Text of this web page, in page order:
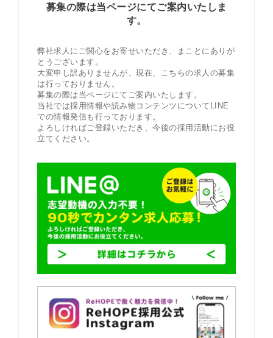
募集の際は当ページにてご案内いたしま
す。
弊社求人にご関心をお寄せいただき、まことにありが
とうございます。
大変申し訳ありませんが、現在、こちらの求人の募集
は行っておりません。
募集の際は当ページにてご案内いたします。
当社では採用情報や読み物コンテンツについてLINE
での情報発信も行っております。
よろしければご登録いただき、今後の採用活動にお役
立てください。